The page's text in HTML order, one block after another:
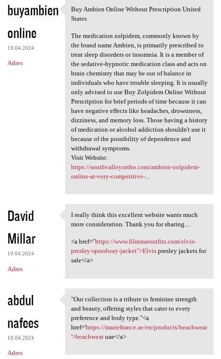
buyambien
online
19.04.2024
Adres
Buy Ambien Online Without
Buy Ambien Online Without Prescription United
States
The medication zolpidem, commonly known by
the brand name Ambien, is primarily prescribed to
treat sleep disorders or insomnia. It is a member of
the sedative-hypnotic medication class and acts on
brain chemistry that may be out of balance in
individuals who have trouble sleeping. It is usually
only advised to use Buy Zolpidem Online Without
Prescription for brief periods of time because it can
have negative effects like headaches, drowsiness,
dizziness, and memory loss. Those having a history
of medication or alcohol addiction shouldn't use it
because of the possibility of dependence and
withdrawal symptoms.
Visit Website:
https://southvalleyortho.com/ambien-zolpidem-
online-at-very-competitive-...
David
Millar
19.04.2024
Adres
I really think this excellent
I really think this excellent website wants much
more consideration. Thank you for sharing....
<a href="https://www.filmstaroutfits.com/elvis-
presley-speedway-jacket">Elvispresley jackets for
sale</a>
abdul
nafees
19.04.2024
Adres
"Our collection is a tribute
"Our collection is a tribute to feminine strength
and beauty, offering styles that cater to every
preference and body type."<a
href='https://mariefrance.ae/en/products/beachwear
'>beachwearuae</a>